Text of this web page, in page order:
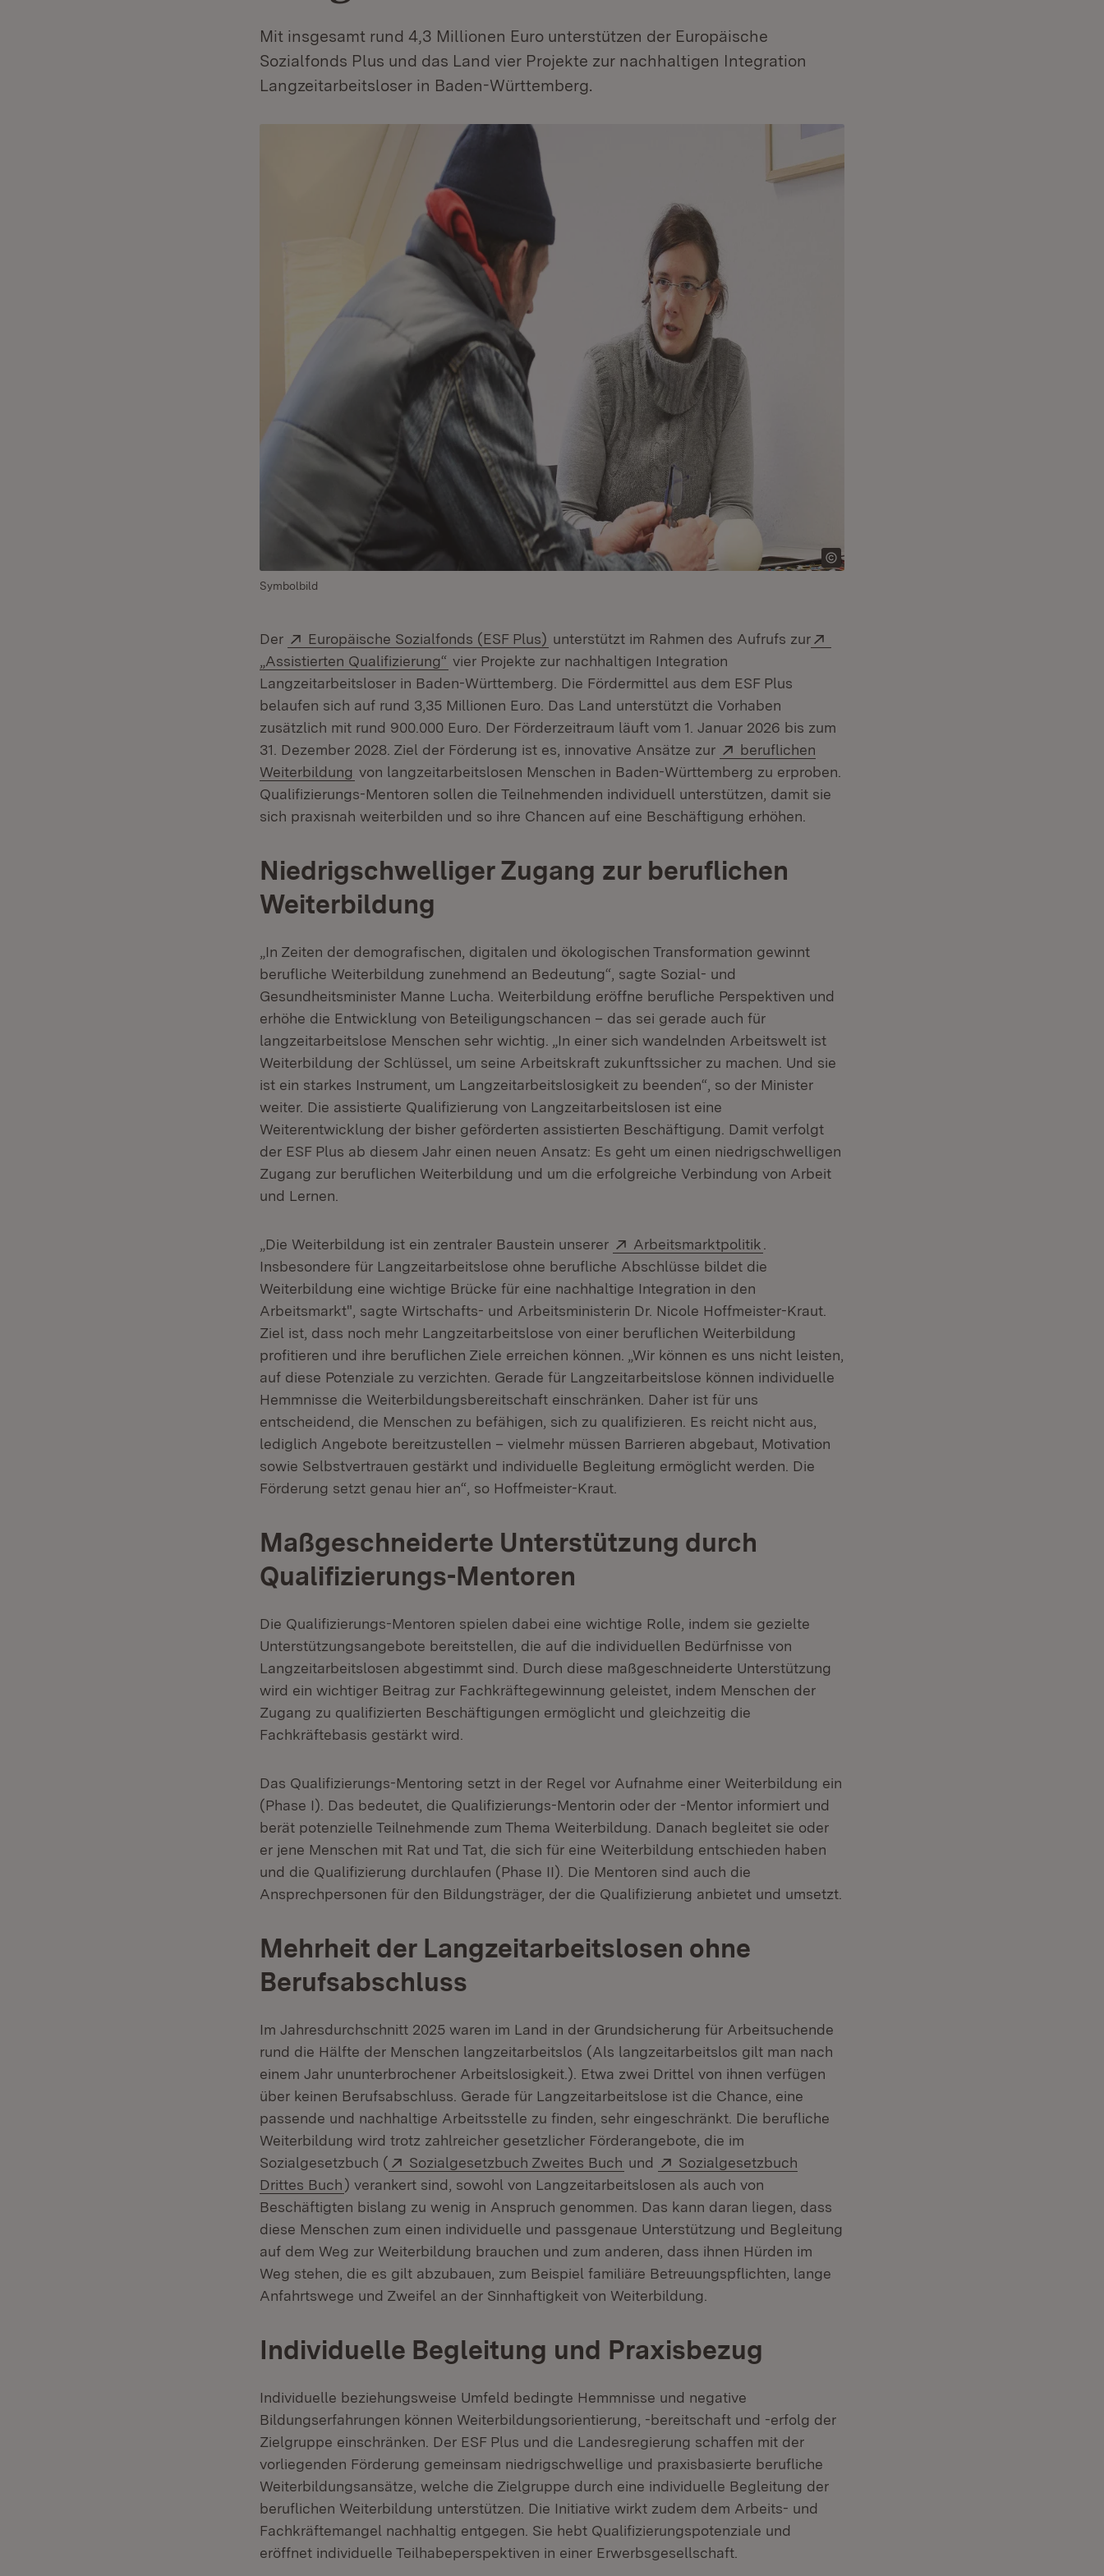
Mit insgesamt rund 4,3 Millionen Euro unterstützen der Europäische
Sozialfonds Plus und das Land vier Projekte zur nachhaltigen Integration
Langzeitarbeitsloser in Baden-Württemberg.
Symbolbild
Der Extern:
Europäische Sozialfonds (ESF Plus) (Öffnet in neuem Fenster)
unterstützt im Rahmen des Aufrufs zur
„Assistierten Qualifizierung“ (Öffnet in neuem Fenster)
vier Projekte zur nachhaltigen Integration
Langzeitarbeitsloser in Baden-Württemberg. Die Fördermittel aus dem ESF Plus
belaufen sich auf rund 3,35 Millionen Euro. Das Land unterstützt die Vorhaben
zusätzlich mit rund 900.000 Euro. Der Förderzeitraum läuft vom 1. Januar 2026 bis zum
31. Dezember 2028. Ziel der Förderung ist es, innovative Ansätze zur
Extern:
beruflichen
Weiterbildung (Öffnet in neuem Fenster)
von langzeitarbeitslosen Menschen in Baden-Württemberg zu erproben.
Qualifizierungs-Mentoren sollen die Teilnehmenden individuell unterstützen, damit sie
sich praxisnah weiterbilden und so ihre Chancen auf eine Beschäftigung erhöhen.
Niedrigschwelliger Zugang zur beruflichen
Weiterbildung
„In Zeiten der demografischen, digitalen und ökologischen Transformation gewinnt
berufliche Weiterbildung zunehmend an Bedeutung“, sagte Sozial- und
Gesundheitsminister Manne Lucha. Weiterbildung eröffne berufliche Perspektiven und
erhöhe die Entwicklung von Beteiligungschancen – das sei gerade auch für
langzeitarbeitslose Menschen sehr wichtig. „In einer sich wandelnden Arbeitswelt ist
Weiterbildung der Schlüssel, um seine Arbeitskraft zukunftssicher zu machen. Und sie
ist ein starkes Instrument, um Langzeitarbeitslosigkeit zu beenden“, so der Minister
weiter. Die assistierte Qualifizierung von Langzeitarbeitslosen ist eine
Weiterentwicklung der bisher geförderten assistierten Beschäftigung. Damit verfolgt
der ESF Plus ab diesem Jahr einen neuen Ansatz: Es geht um einen niedrigschwelligen
Zugang zur beruflichen Weiterbildung und um die erfolgreiche Verbindung von Arbeit
und Lernen.
„Die Weiterbildung ist ein zentraler Baustein unserer Extern:
Arbeitsmarktpolitik
Insbesondere für Langzeitarbeitslose ohne berufliche Abschlüsse bildet die
Weiterbildung eine wichtige Brücke für eine nachhaltige Integration in den
Arbeitsmarkt", sagte Wirtschafts- und Arbeitsministerin Dr. Nicole Hoffmeister-Kraut.
Ziel ist, dass noch mehr Langzeitarbeitslose von einer beruflichen Weiterbildung
profitieren und ihre beruflichen Ziele erreichen können. „Wir können es uns nicht leisten,
auf diese Potenziale zu verzichten. Gerade für Langzeitarbeitslose können individuelle
Hemmnisse die Weiterbildungsbereitschaft einschränken. Daher ist für uns
entscheidend, die Menschen zu befähigen, sich zu qualifizieren. Es reicht nicht aus,
lediglich Angebote bereitzustellen – vielmehr müssen Barrieren abgebaut, Motivation
sowie Selbstvertrauen gestärkt und individuelle Begleitung ermöglicht werden. Die
Förderung setzt genau hier an“, so Hoffmeister-Kraut.
Maßgeschneiderte Unterstützung durch
Qualifizierungs-Mentoren
Die Qualifizierungs-Mentoren spielen dabei eine wichtige Rolle, indem sie gezielte
Unterstützungsangebote bereitstellen, die auf die individuellen Bedürfnisse von
Langzeitarbeitslosen abgestimmt sind. Durch diese maßgeschneiderte Unterstützung
wird ein wichtiger Beitrag zur Fachkräftegewinnung geleistet, indem Menschen der
Zugang zu qualifizierten Beschäftigungen ermöglicht und gleichzeitig die
Fachkräftebasis gestärkt wird.
Das Qualifizierungs-Mentoring setzt in der Regel vor Aufnahme einer Weiterbildung ein
(Phase I). Das bedeutet, die Qualifizierungs-Mentorin oder der -Mentor informiert und
berät potenzielle Teilnehmende zum Thema Weiterbildung. Danach begleitet sie oder
er jene Menschen mit Rat und Tat, die sich für eine Weiterbildung entschieden haben
und die Qualifizierung durchlaufen (Phase II). Die Mentoren sind auch die
Ansprechpersonen für den Bildungsträger, der die Qualifizierung anbietet und umsetzt.
Mehrheit der Langzeitarbeitslosen ohne
Berufsabschluss
Im Jahresdurchschnitt 2025 waren im Land in der Grundsicherung für Arbeitsuchende
rund die Hälfte der Menschen langzeitarbeitslos (Als langzeitarbeitslos gilt man nach
einem Jahr ununterbrochener Arbeitslosigkeit.). Etwa zwei Drittel von ihnen verfügen
über keinen Berufsabschluss. Gerade für Langzeitarbeitslose ist die Chance, eine
passende und nachhaltige Arbeitsstelle zu finden, sehr eingeschränkt. Die berufliche
Weiterbildung wird trotz zahlreicher gesetzlicher Förderangebote, die im
Sozialgesetzbuch (
Extern:
Sozialgesetzbuch Zweites Buch (Öffnet in neuem Fenster)
und Extern:
Sozialgesetzbuch
Drittes Buch(Öffnet in neuem Fenster)
) verankert sind, sowohl von Langzeitarbeitslosen als auch von
Beschäftigten bislang zu wenig in Anspruch genommen. Das kann daran liegen, dass
diese Menschen zum einen individuelle und passgenaue Unterstützung und Begleitung
auf dem Weg zur Weiterbildung brauchen und zum anderen, dass ihnen Hürden im
Weg stehen, die es gilt abzubauen, zum Beispiel familiäre Betreuungspflichten, lange
Anfahrtswege und Zweifel an der Sinnhaftigkeit von Weiterbildung.
Individuelle Begleitung und Praxisbezug
Individuelle beziehungsweise Umfeld bedingte Hemmnisse und negative
Bildungserfahrungen können Weiterbildungsorientierung, -bereitschaft und -erfolg der
Zielgruppe einschränken. Der ESF Plus und die Landesregierung schaffen mit der
vorliegenden Förderung gemeinsam niedrigschwellige und praxisbasierte berufliche
Weiterbildungsansätze, welche die Zielgruppe durch eine individuelle Begleitung der
beruflichen Weiterbildung unterstützen. Die Initiative wirkt zudem dem Arbeits- und
Fachkräftemangel nachhaltig entgegen. Sie hebt Qualifizierungspotenziale und
eröffnet individuelle Teilhabeperspektiven in einer Erwerbsgesellschaft.